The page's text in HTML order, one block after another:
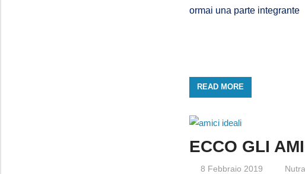
ormai una parte integrante
READ MORE
ECCO GLI
8 Febbraio 2019